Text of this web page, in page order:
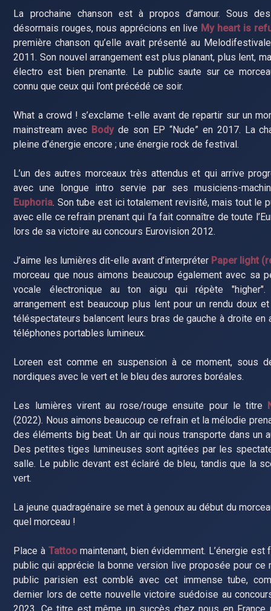
La prochaine chanson est à propos d’amour. Sous
désormais rouges, nous apprécions en live My heart is
première chanson qu’elle avait présenté au
2011. Son nouvel arrangement est plus planant, plus lent,
électro est bien prenante. Le public saute sur ce
connu que ceux qui l’ont précédé ce soir.
What a crowd ! s’exclame t-elle avant de repartir sur un
mainstream avec Bodyde son EP “Nude” en 2017. La
pleine d’énergie encore ; une énergie rock de festival.
L’un des autres morceaux très attendus et qui arrive
avec une longue intro servie par ses musiciens-
Euphoria. Son tube est ici totalement revisité, mais tout le
avec elle ce refrain prenant qui l’a fait connaître de toute
lors de sa victoire au concours Eurovision 2012.
J’aime les lumières dit-elle avant d’interpréter Paper light
morceau que nous aimons beaucoup également avec sa
vocale électronique au ton aigu qui répète "higher".
arrangement est beaucoup plus lent pour un rendu doux
téléspectateurs balancent leurs bras de gauche à droite en
téléphones portables lumineux.
Loreen est comme en suspension à ce moment, sous
nordiques avec le vert et le bleu des aurores boréales.
Les lumières virent au rose/rouge ensuite pour le titre
(2022). Nous aimons beaucoup ce refrain et la mélodie
des éléments big beat. Un air qui nous transporte dans un
Des petites tiges lumineuses sont agitées par les
salle. Le public devant est éclairé de bleu, tandis que la
vert.
La jeune quadragénaire se met à genoux au début du
quel morceau !
Place à Tattoomaintenant, bien évidemment. L’énergie est
public qui apprécie la bonne version live proposée pour ce
public parisien est comblé avec cet immense tube,
dernier lors de cette nouvelle victoire suédoise au